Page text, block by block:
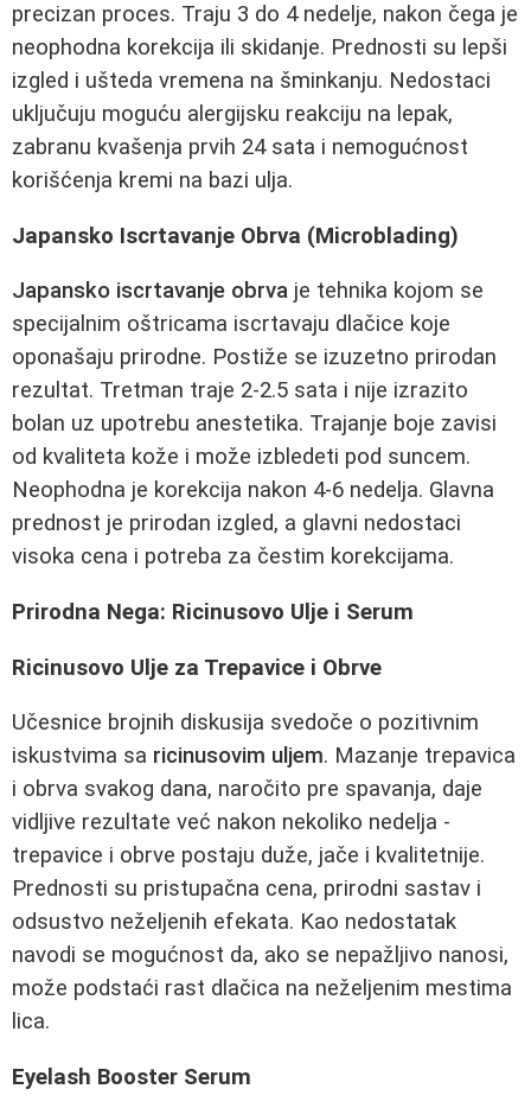
precizan proces. Traju 3 do 4 nedelje, nakon čega je
neophodna korekcija ili skidanje. Prednosti su lepši
izgled i ušteda vremena na šminkanju. Nedostaci
uključuju moguću alergijsku reakciju na lepak,
zabranu kvašenja prvih 24 sata i nemogućnost
korišćenja kremi na bazi ulja.
Japansko Iscrtavanje Obrva (Microblading)
Japansko iscrtavanje obrva je tehnika kojom se
specijalnim oštricama iscrtavaju dlačice koje
oponašaju prirodne. Postiže se izuzetno prirodan
rezultat. Tretman traje 2-2.5 sata i nije izrazito
bolan uz upotrebu anestetika. Trajanje boje zavisi
od kvaliteta kože i može izbledeti pod suncem.
Neophodna je korekcija nakon 4-6 nedelja. Glavna
prednost je prirodan izgled, a glavni nedostaci
visoka cena i potreba za čestim korekcijama.
Prirodna Nega: Ricinusovo Ulje i Serum
Ricinusovo Ulje za Trepavice i Obrve
Učesnice brojnih diskusija svedoče o pozitivnim
iskustvima sa ricinusovim uljem. Mazanje trepavica
i obrva svakog dana, naročito pre spavanja, daje
vidljive rezultate već nakon nekoliko nedelja -
trepavice i obrve postaju duže, jače i kvalitetnije.
Prednosti su pristupačna cena, prirodni sastav i
odsustvo neželjenih efekata. Kao nedostatak
navodi se mogućnost da, ako se nepažljivo nanosi,
može podstaći rast dlačica na neželjenim mestima
lica.
Eyelash Booster Serum